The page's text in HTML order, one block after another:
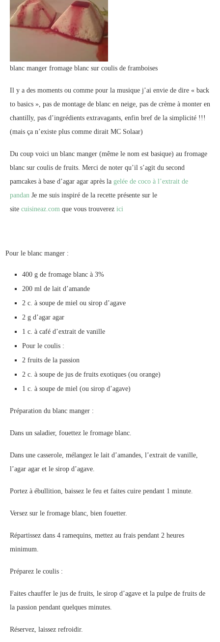
blanc manger fromage blanc sur coulis de framboises
Il y a des moments ou comme pour la musique j’ai envie de dire « back
to basics », pas de montage de blanc en neige, pas de crème à monter en
chantilly, pas d’ingrédients extravagants, enfin bref de la simplicité !!!
(mais ça n’existe plus comme dirait MC Solaar)
Du coup voici un blanc manger (même le nom est basique) au fromage
blanc sur coulis de fruits. Merci de noter qu’il s’agit du second
pamcakes à base d’agar agar après la gelée de coco à l’extrait de
pandan Je me suis inspiré de la recette présente sur le
site cuisineaz.com que vous trouverez ici
Pour le blanc manger :
400 g de fromage blanc à 3%
200 ml de lait d’amande
2 c. à soupe de miel ou sirop d’agave
2 g d’agar agar
1 c. à café d’extrait de vanille
Pour le coulis :
2 fruits de la passion
2 c. à soupe de jus de fruits exotiques (ou orange)
1 c. à soupe de miel (ou sirop d’agave)
Préparation du blanc manger :
Dans un saladier, fouettez le fromage blanc.
Dans une casserole, mélangez le lait d’amandes, l’extrait de vanille,
l’agar agar et le sirop d’agave.
Portez à ébullition, baissez le feu et faites cuire pendant 1 minute.
Versez sur le fromage blanc, bien fouetter.
Répartissez dans 4 ramequins, mettez au frais pendant 2 heures
minimum.
Préparez le coulis :
Faites chauffer le jus de fruits, le sirop d’agave et la pulpe de fruits de
la passion pendant quelques minutes.
Réservez, laissez refroidir.